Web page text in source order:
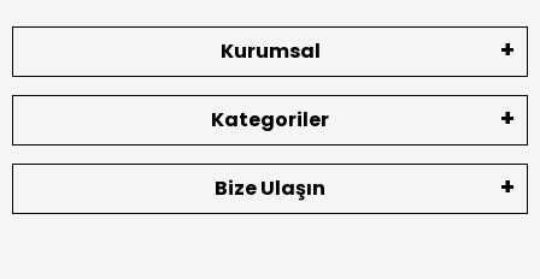
Kurumsal
Kategoriler
Bize Ulaşın